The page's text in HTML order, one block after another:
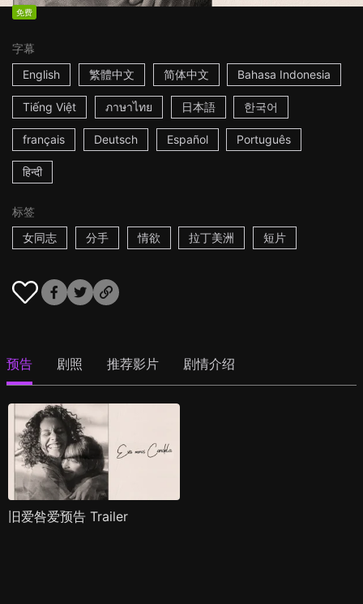
免费
字幕
English
繁體中文 简体中文 Bahasa Indonesia
Tiếng Việt ภาษาไทย 日本語 한국어
français Deutsch Español Português
हिन्दी
标签
女同志
分手 情欲 拉丁美洲 短片
预告 剧照 推荐影片 剧情介绍
旧爱咎爱预告 Trailer